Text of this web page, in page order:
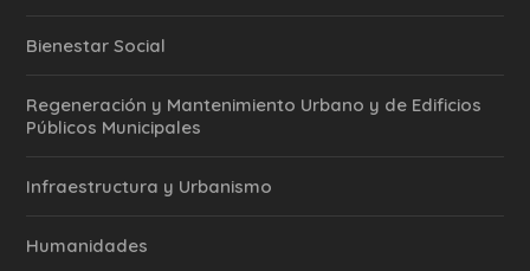
Bienestar Social
Regeneración y Mantenimiento Urbano y de Edificios
Públicos Municipales
Infraestructura y Urbanismo
Humanidades